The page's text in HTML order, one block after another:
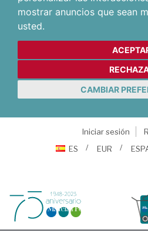
mostrar anuncios que sean
usted.
CAMBIAR
Iniciar sesión
ES
EUR